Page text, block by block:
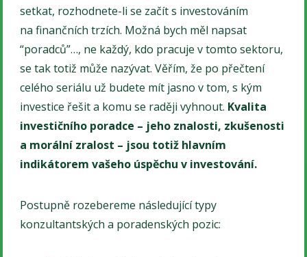
setkat, rozhodnete-li se začít s investováním
na finančních trzích. Možná bych měl napsat
“poradců”…, ne každý, kdo pracuje v tomto sektoru,
se tak totiž může nazývat. Věřím, že po přečtení
celého seriálu už budete mít jasno v tom, s kým
investice řešit a komu se raději vyhnout. Kvalita
investičního poradce – jeho znalosti, zkušenosti
a morální zralost – jsou totiž hlavním
indikátorem vašeho úspěchu v investování.
Postupně rozebereme následující typy
konzultantských a poradenských pozic: